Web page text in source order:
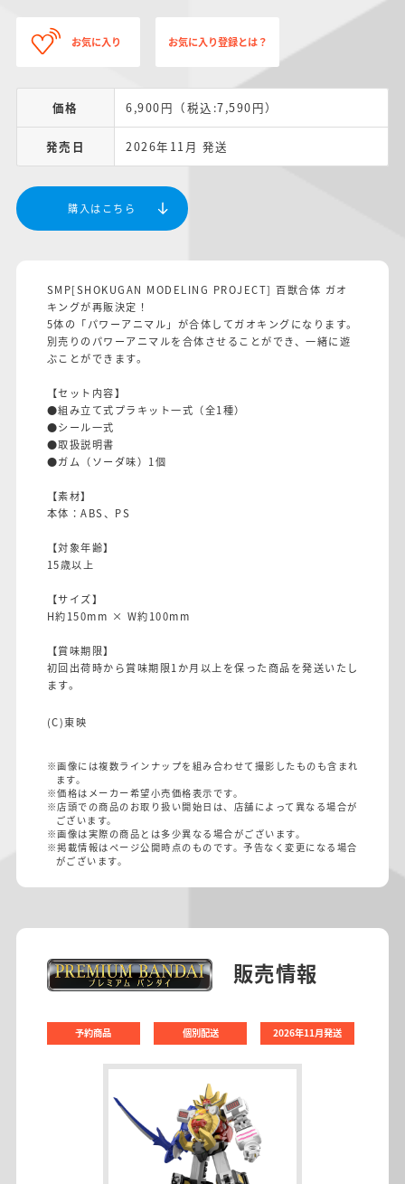
お気に入り お気に入り登録とは？
価格 6,900円（税込:7,590円）
発売日 2026年11月 発送
購入はこちら
SMP[SHOKUGAN MODELING PROJECT] 百獣合体 ガオ
キングが再販決定！
5体の「パワーアニマル」が合体してガオキングになります。
別売りのパワーアニマルを合体させることができ、一緒に遊
ぶことができます。
【セット内容】
●組み立て式プラキット一式（全1種）
●シール一式
●取扱説明書
●ガム（ソーダ味）1個
【素材】
本体：ABS、PS
【対象年齢】
15歳以上
【サイズ】
H約150mm × W約100mm
【賞味期限】
初回出荷時から賞味期限1か月以上を保った商品を発送いたし
ます。
(C)東映
※画像には複数ラインナップを組み合わせて撮影したものも含まれ
ます。
※価格はメーカー希望小売価格表示です。
※店頭での商品のお取り扱い開始日は、店舗によって異なる場合が
ございます。
※画像は実際の商品とは多少異なる場合がございます。
※掲載情報はページ公開時点のものです。予告なく変更になる場合
がございます。
販売情報
予約商品 個別配送 2026年11月発送